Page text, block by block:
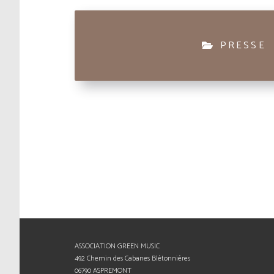
PRESSE
ASSOCIATION GREEN MUSIC
492 Chemin des Cabanes Blétonniéres
06790 ASPREMONT